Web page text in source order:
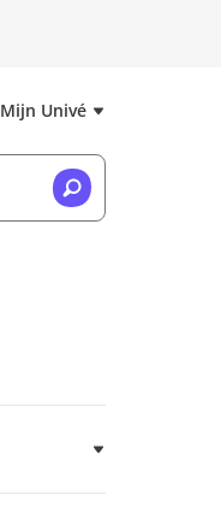
Mijn Univé